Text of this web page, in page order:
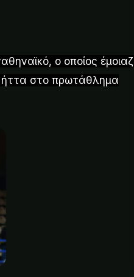
ο οποίος
ήττα στο πρωτάθλημα